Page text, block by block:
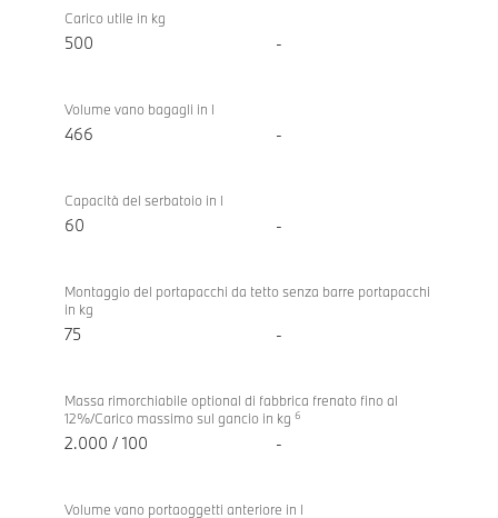
Carico utile in kg
500 -
Volume vano bagagli in l
466 -
Capacità del serbatoio in l
60 -
Montaggio del portapacchi da tetto senza barre portapacchi
in kg
75 -
Massa rimorchiabile optional di fabbrica frenato fino al
12%/Carico massimo sul gancio in kg 6
2.000 / 100 -
Volume vano portaoggetti anteriore in l